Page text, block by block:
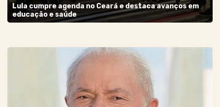
Lula cumpre agenda no Ceará e destaca avanços em
educação e saúde